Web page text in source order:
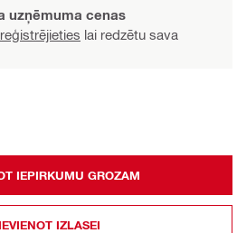
uzņēmuma cenas
lai redzētu sava
IEPIRKUMU GROZAM
IZLASEI